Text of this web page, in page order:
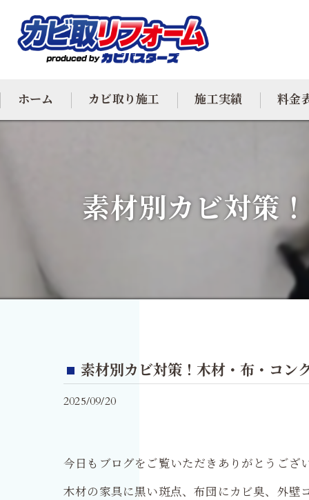
ホーム カビ取り施工
カビ除去
施工実績 料金
素材別カビ対策
素材別カビ対策！木材・布・コン
2025/09/20
今日もブログをご覧いただきありがとうござ
木材の家具に黒い斑点、布団にカビ臭、外壁